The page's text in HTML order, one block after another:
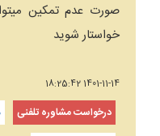
صورت عدم تمکین
خواستار شوید
1401-11-14 18:25:42
درخواست مشاوره تلفنی